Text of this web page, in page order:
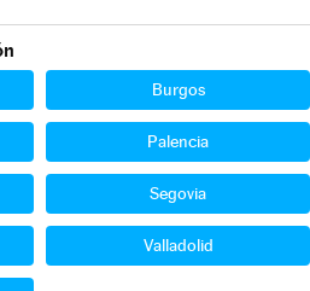
Burgos
Palencia
Segovia
Valladolid